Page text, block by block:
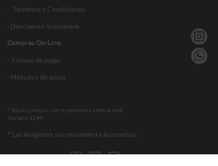
· Términos y Condiciones
· Descuento Scotiabank
Compras On-Line:
· Formas de pago
· Métodos de envío
* Stock y precios corresponden a central web
Soriano 1249
* Las imágenes son meramente ilustrativas.
Encuéntranos en: